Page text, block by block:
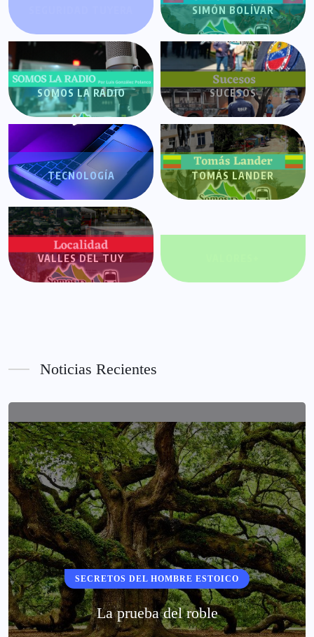
SIMÓN BOLÍVAR
SOMOS LA RADIO SUCESOS
TECNOLOGÍA TOMÁS LANDER
VALLES DEL TUY
Noticias Recientes
SECRETOS DEL HOMBRE ESTOICO
La prueba del roble